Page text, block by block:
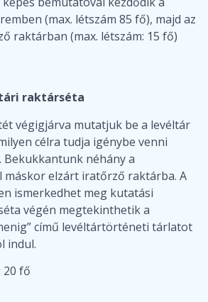
(max. létszám 85 fő), majd az
raktárban (max. létszám: 15 fő)
raktárséta
végigjárva mutatjuk be a levéltár
célra tudja igénybe venni
néhány a
máskor elzárt iratőrző raktárba. A
ismerkedhet meg kutatási
végén megtekinthetik a
című levéltártörténeti tárlatot
indul.
20 fő